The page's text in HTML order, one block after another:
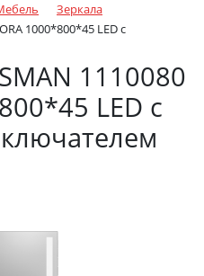
Зеркала
1000*800*45 LED с
1110080
LED с